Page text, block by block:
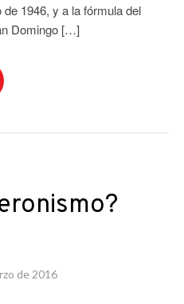
1946, y a la fórmula del
Domingo […]
de 2016